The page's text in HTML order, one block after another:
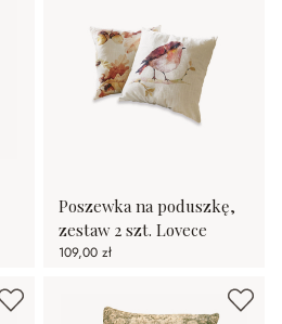
Poszewka na poduszkę,
zestaw 2 szt. Lovece
109,00 zł